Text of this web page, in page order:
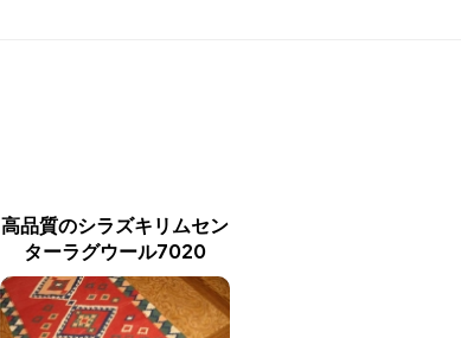
高品質のシラズキリムセン
ターラグウール7020